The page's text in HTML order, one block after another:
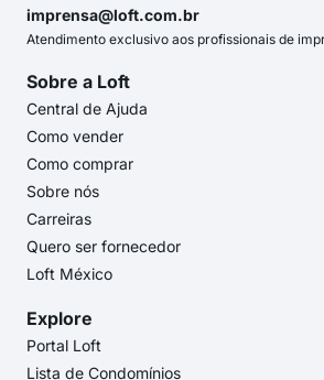
imprensa@loft.com.br
Atendimento exclusivo aos profissionais de
Sobre a Loft
Central de Ajuda
Como vender
Como comprar
Sobre nós
Carreiras
Quero ser fornecedor
Loft México
Explore
Portal Loft
Lista de Condomínios